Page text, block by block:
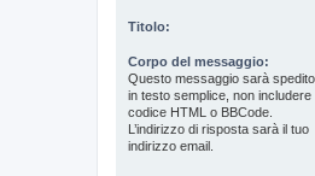
Titolo:
Corpo del messaggio:
Questo messaggio sarà spedito
in testo semplice, non includere
codice HTML o BBCode.
L’indirizzo di risposta sarà il tuo
indirizzo email.